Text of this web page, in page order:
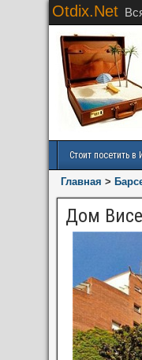
Otdix.Net
Стоит посетить в
Главная >
Дом